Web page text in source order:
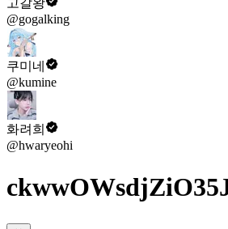
고갈왕
@gogalking
쿠미네
@kumine
화려희
@hwaryeohi